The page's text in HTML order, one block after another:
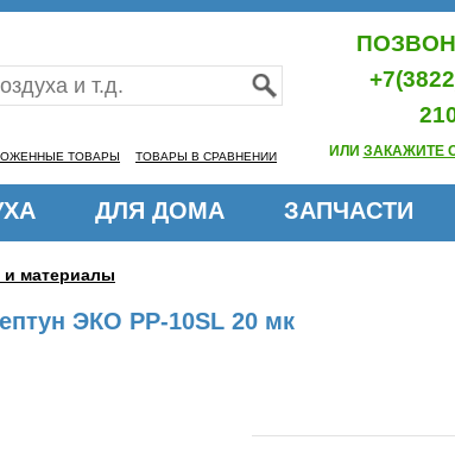
ТОВАРЫ ТОВАРЫ В СРАВНЕНИИ ИЛИ ЗАКАЖИТЕ
ДЛЯ ДОМА ЗАПЧАСТИ
и материалы
ЭКО PP-10SL 20 мк